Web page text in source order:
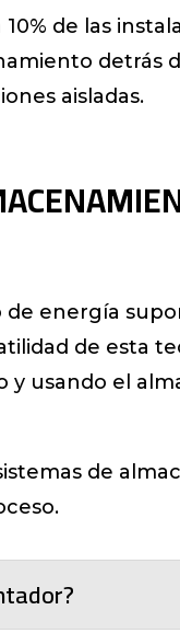
de las
detrás
aisladas.
de energía
de esta
usando el
de